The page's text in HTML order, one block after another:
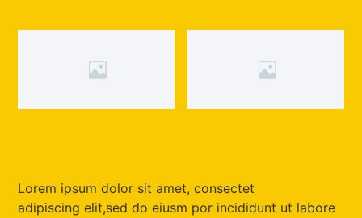
Lorem ipsum dolor sit amet, consectet
adipiscing elit,sed do eiusm por incididunt ut labore